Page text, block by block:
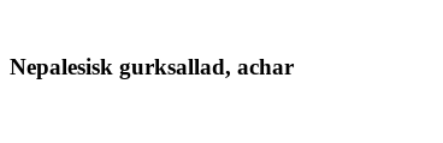
Nepalesisk gurksallad, achar